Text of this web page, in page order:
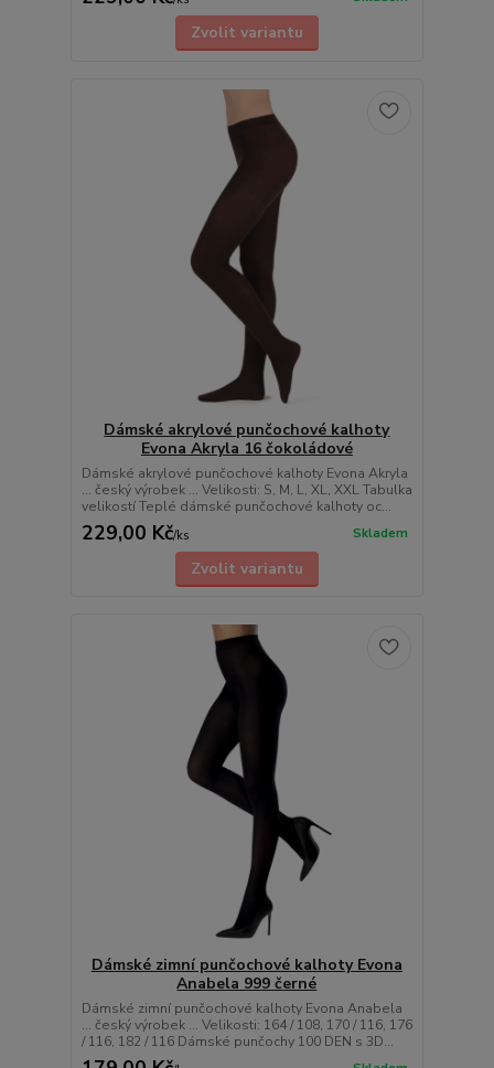
Zvolit variantu
Dámské akrylové punčochové kalhoty
Evona Akryla 16 čokoládové
Dámské akrylové punčochové kalhoty Evona Akryla
... český výrobek ... Velikosti: S, M, L, XL, XXL Tabulka
velikostí Teplé dámské punčochové kalhoty oc...
229,00 Kč/ks Skladem
Zvolit variantu
Dámské zimní punčochové kalhoty Evona
Anabela 999 černé
Dámské zimní punčochové kalhoty Evona Anabela
... český výrobek ... Velikosti: 164 / 108, 170 / 116, 176
/ 116, 182 / 116 Dámské punčochy 100 DEN s 3D...